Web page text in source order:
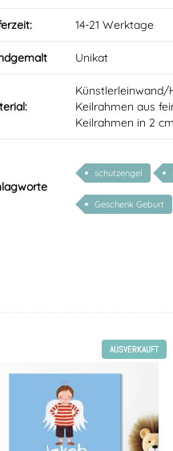
14-21 Werktage
Unikat
Künstlerleinwand/
Keilrahmen aus
Keilrahmen in 2
schutzengel
Geschenk Geburt
AUSVERKAUFT